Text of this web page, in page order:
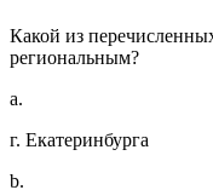
Какой из
региональным?
a.
г. Екатеринбурга
b.